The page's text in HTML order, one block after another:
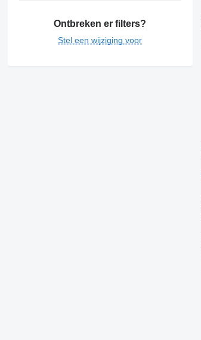
Ontbreken er filters?
Stel een wijziging voor